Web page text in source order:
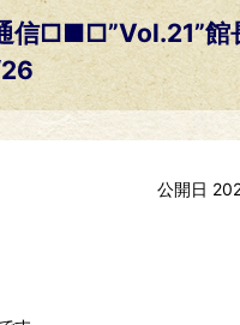
□■□”Vol.21”館
公開日